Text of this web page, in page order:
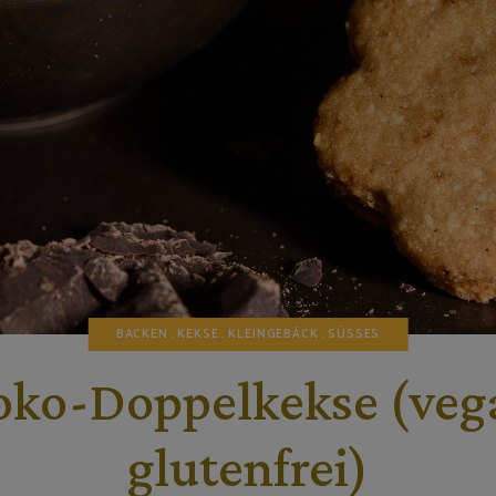
BACKEN KEKSE KLEINGEBÄCK SÜSSES
Doppelkekse
glutenfrei)